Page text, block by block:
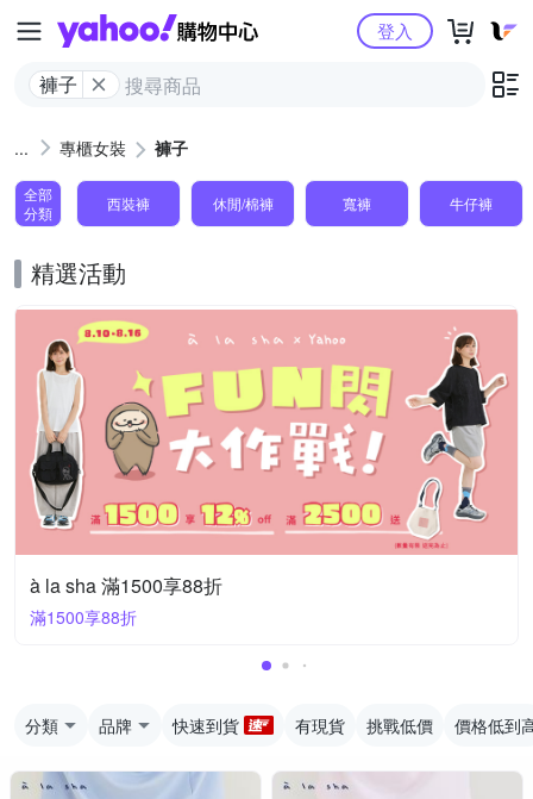
Yahoo購物中心
褲子
登入
專櫃女裝 褲子
全部
分類
西裝褲 休閒/棉褲 寬褲 牛仔褲
精選活動
à la sha 滿1500享88折
滿1500享88折
分類 品牌 快速到貨 有現貨 挑戰低價 價格低到